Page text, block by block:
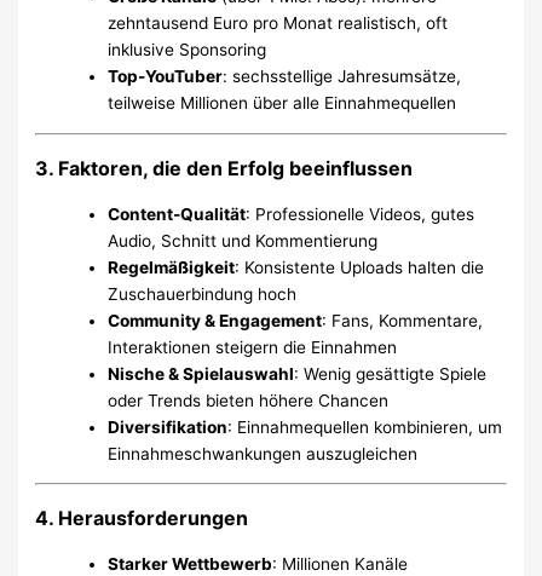
zehntausend Euro pro Monat realistisch, oft
inklusive Sponsoring
Top-YouTuber: sechsstellige Jahresumsätze,
teilweise Millionen über alle Einnahmequellen
3. Faktoren, die den Erfolg beeinflussen
Content-Qualität: Professionelle Videos, gutes
Audio, Schnitt und Kommentierung
Regelmäßigkeit: Konsistente Uploads halten die
Zuschauerbindung hoch
Community & Engagement: Fans, Kommentare,
Interaktionen steigern die Einnahmen
Nische & Spielauswahl: Wenig gesättigte Spiele
oder Trends bieten höhere Chancen
Diversifikation: Einnahmequellen kombinieren, um
Einnahmeschwankungen auszugleichen
4. Herausforderungen
Starker Wettbewerb: Millionen Kanäle